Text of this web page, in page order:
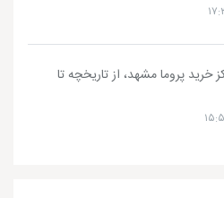
خرید پروما مشهد، از تاریخچه تا